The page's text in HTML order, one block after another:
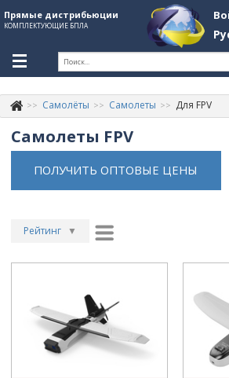
Прямые дистрибьюции
КОМПЛЕКТУЮЩИЕ БПЛА
+380507774092
Информация о компании
Стать партнером
Самолёты Самолеты Для FPV
Самолеты FPV
ПОЛУЧИТЬ ОПТОВЫЕ ЦЕНЫ
Рейтинг ▼
Цена ▲
Цена ▼